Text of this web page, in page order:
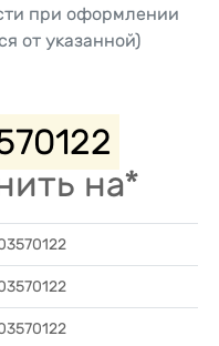
при оформлении
от указанной)
на*